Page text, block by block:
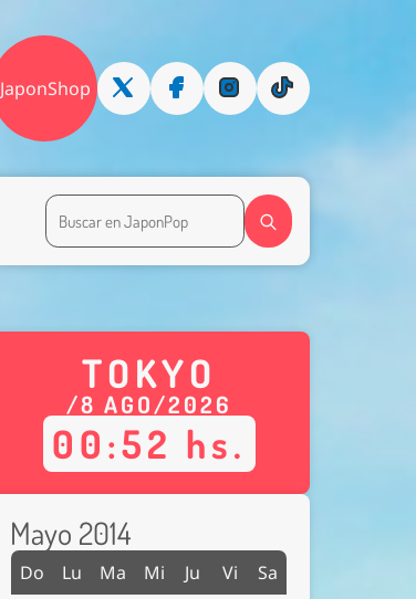
JaponShop
TOKYO
/8 AGO/2026
00:52 hs.
Mayo 2014
Do Lu Ma Mi Ju Vi
Sa